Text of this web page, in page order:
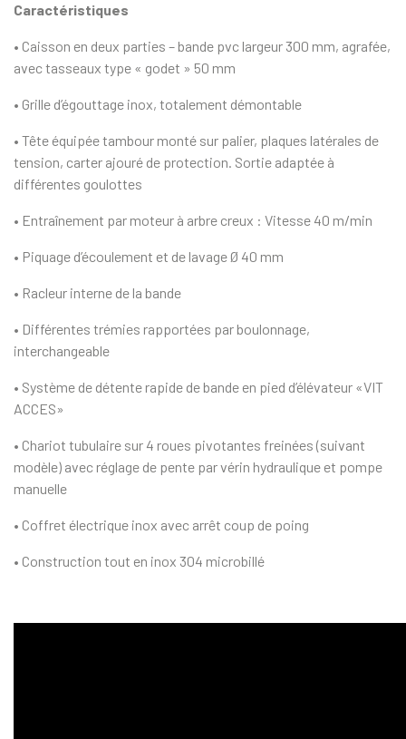
Caractéristiques
• Caisson en deux parties – bande pvc largeur 300 mm, agrafée,
avec tasseaux type « godet » 50 mm
• Grille d’égouttage inox, totalement démontable
• Tête équipée tambour monté sur palier, plaques latérales de
tension, carter ajouré de protection. Sortie adaptée à
différentes goulottes
• Entraînement par moteur à arbre creux : Vitesse 40 m/min
• Piquage d’écoulement et de lavage Ø 40 mm
• Racleur interne de la bande
• Différentes trémies rapportées par boulonnage,
interchangeable
• Système de détente rapide de bande en pied d’éléva­teur «VIT
ACCES»
• Chariot tubulaire sur 4 roues pivotantes freinées (suivant
modèle) avec réglage de pente par vérin hydraulique et pompe
manuelle
• Coffret électrique inox avec arrêt coup de poing
• Construction tout en inox 304 microbillé